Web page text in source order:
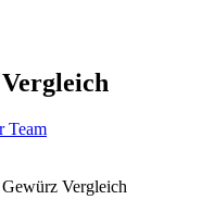
Team
Vergleich